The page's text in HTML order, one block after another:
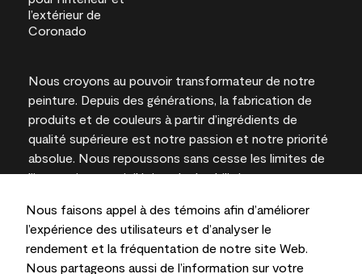
Nous faisons appel à des témoins afin d’améliorer
l’expérience des utilisateurs et d’analyser le
rendement et la fréquentation de notre site Web.
Nous partageons aussi de l’information sur votre
Nous croyons au pouvoir transformateur de notre
peinture. Depuis des générations, la fabrication de
produits et de couleurs à partir d’ingrédients de
qualité supérieure est notre passion et notre priorité
absolue. Nous repoussons sans cesse les limites de
l’innovation et privilégions la durabilité pour
l’expertise locale.